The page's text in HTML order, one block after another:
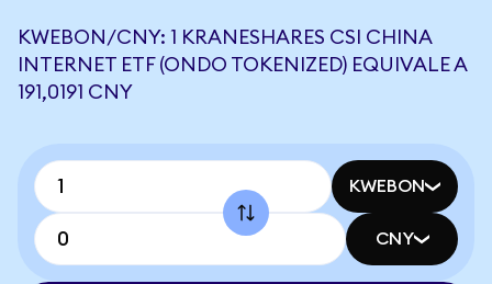
KWEBON/CNY: 1 KRANESHARES CSI CHINA
INTERNET ETF (ONDO TOKENIZED) EQUIVALE A
191,0191 CNY
KWEBON
CNY